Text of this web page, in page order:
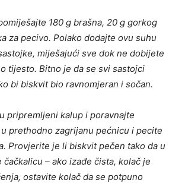
180 g brašna, 20 g gorkog
za pecivo. Polako dodajte ovu suhu
miješajući sve dok ne dobijete
tijesto. Bitno je da se svi sastojci
bi biskvit bio ravnomjeran i sočan.
pripremljeni kalup i poravnajte
prethodno zagrijanu pećnicu i pecite
Provjerite je li biskvit pečen tako da u
– ako izađe čista, kolač je
ostavite kolač da se potpuno